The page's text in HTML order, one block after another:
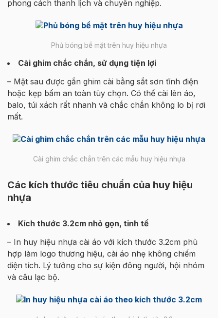
phong cách thanh lịch và chuyên nghiệp.
Phủ bóng bề mặt trên huy hiệu nhựa
Cài ghim chắc chắn, sử dụng tiện lợi
– Mặt sau được gắn ghim cài bằng sắt sơn tĩnh điện
hoặc kẹp bấm an toàn tùy chọn. Có thể cài lên áo,
balo, túi xách rất nhanh và chắc chắn không lo bị rơi
mất.
Cài ghim chắc chắn trên các mẫu huy hiệu nhựa
Các kích thước tiêu chuẩn của huy hiệu
nhựa
Kích thước 3.2cm nhỏ gọn, tinh tế
– In huy hiệu nhựa cài áo với kích thước 3.2cm phù
hợp làm logo thương hiệu, cài áo nhẹ không chiếm
diện tích. Lý tưởng cho sự kiện đông người, hội nhóm
và câu lạc bộ.